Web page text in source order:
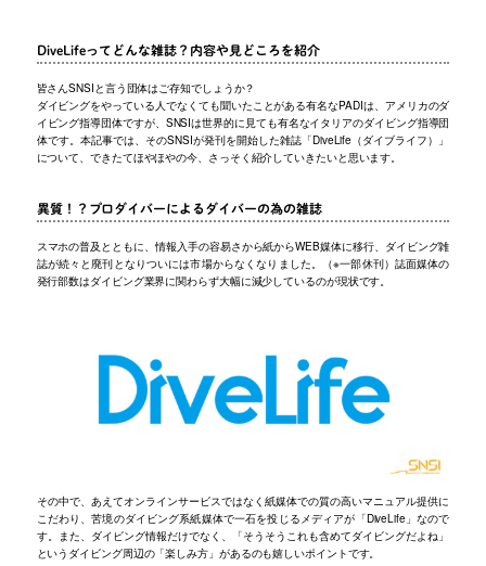
DiveLifeってどんな雑誌？内容や見どころを紹介
皆さんSNSIと言う団体はご存知でしょうか？
ダイビングをやっている人でなくても聞いたことがある有名なPADIは、アメリカのダ
イビング指導団体ですが、SNSIは世界的に見ても有名なイタリアのダイビング指導団
体です。本記事では、そのSNSIが発刊を開始した雑誌「DiveLife（ダイブライフ）」
について、できたてほやほやの今、さっそく紹介していきたいと思います。
異質！？プロダイバーによるダイバーの為の雑誌
スマホの普及とともに、情報入手の容易さから紙からWEB媒体に移行、ダイビング雑
誌が続々と廃刊となりついには市場からなくなりました。（※一部休刊）誌面媒体の
発行部数はダイビング業界に関わらず大幅に減少しているのが現状です。
その中で、あえてオンラインサービスではなく紙媒体での質の高いマニュアル提供に
こだわり、苦境のダイビング系紙媒体で一石を投じるメディアが「DiveLife」なので
す。また、ダイビング情報だけでなく、「そうそうこれも含めてダイビングだよね」
というダイビング周辺の「楽しみ方」があるのも嬉しいポイントです。